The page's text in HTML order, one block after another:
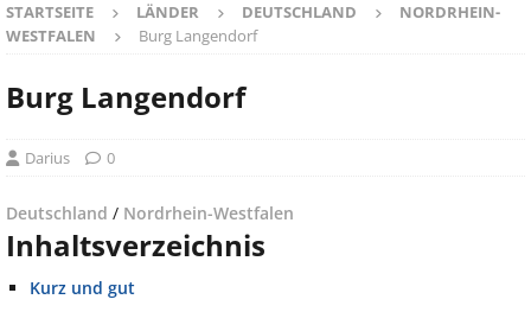
STARTSEITE LÄNDER DEUTSCHLAND
NORDRHEIN-
WESTFALEN
Burg Langendorf
Burg Langendorf
Darius 0
Deutschland / Nordrhein-Westfalen
Inhaltsverzeichnis
Kurz und gut